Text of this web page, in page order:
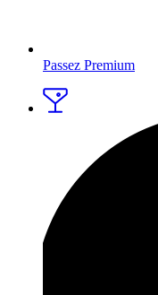
Passez Premium